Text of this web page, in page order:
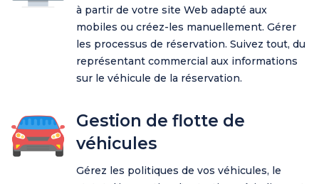
à partir de votre site Web adapté aux
mobiles ou créez-les manuellement. Gérer
les processus de réservation. Suivez tout, du
représentant commercial aux informations
sur le véhicule de la réservation.
Gestion de flotte de
véhicules
Gérez les politiques de vos véhicules, le